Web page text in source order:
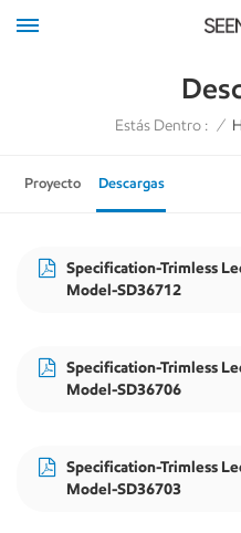
Estás Dentro : /
Proyecto Descargas
Specification-Trimless
Model-SD36712
Specification-Trimless
Model-SD36706
Specification-Trimless
Model-SD36703